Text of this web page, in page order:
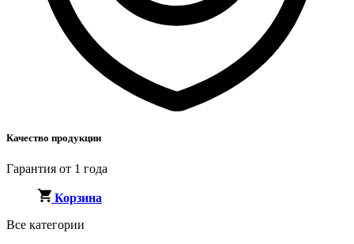
Качество продукции
Гарантия от 1 года
Корзина
Все категории